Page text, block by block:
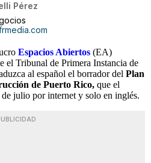
Pérez
Espacios Abiertos (EA)
el Tribunal de Primera Instancia de
al español el borrador del Plan
de Puerto Rico, que el
julio por internet y solo en inglés.